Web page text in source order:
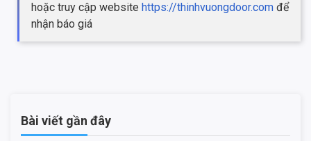
hoặc truy cập website https://thinhvuongdoor.com để
nhận báo giá
Bài viết gần đây